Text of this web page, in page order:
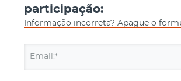
participação:
Informação incorreta? Apague o
Email:*